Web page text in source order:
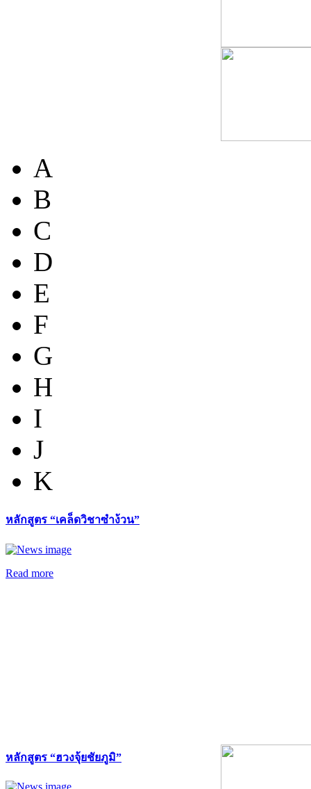
A
B
C
D
E
F
G
H
I
J
K
หลักสูตร “เคล็ดวิชาซำง้วน”
Read more
หลักสูตร “ฮวงจุ้ยชัยภูมิ”